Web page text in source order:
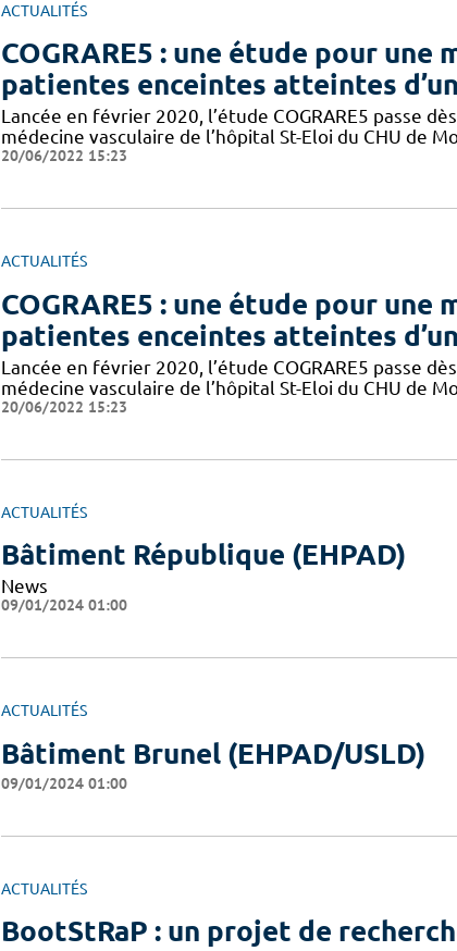
ACTUALITÉS
COGRARE5 : une étude pour une
patientes enceintes atteintes
Lancée en février 2020, l’étude COGRARE5 passe
médecine vasculaire de l’hôpital St-Eloi du CHU de
20/06/2022 15:23
ACTUALITÉS
COGRARE5 : une étude pour une
patientes enceintes atteintes
Lancée en février 2020, l’étude COGRARE5 passe
médecine vasculaire de l’hôpital St-Eloi du CHU de
20/06/2022 15:23
ACTUALITÉS
Bâtiment République (EHPAD)
News
09/01/2024 01:00
ACTUALITÉS
Bâtiment Brunel (EHPAD/USLD)
09/01/2024 01:00
ACTUALITÉS
BootStRaP : un projet de